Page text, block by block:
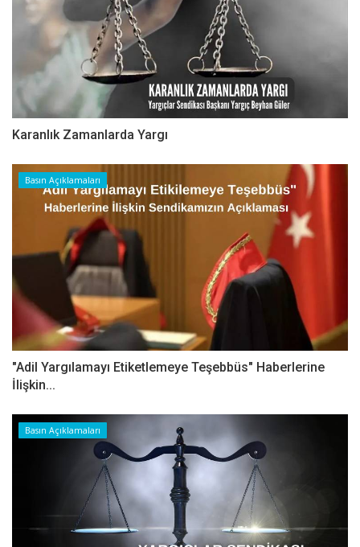
Karanlık Zamanlarda Yargı
Basın Açıklamaları
"Adil Yargılamayı Etiketlemeye Teşebbüs" Haberlerine
İlişkin...
Basın Açıklamaları